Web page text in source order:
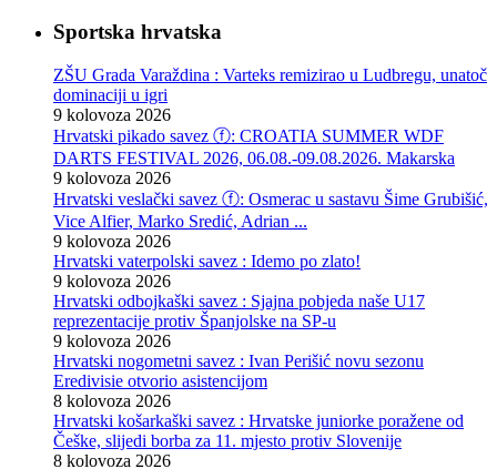
Sportska hrvatska
ZŠU Grada Varaždina : Varteks remizirao u Ludbregu, unatoč
dominaciji u igri
9 kolovoza 2026
Hrvatski pikado savez ⓕ: CROATIA SUMMER WDF
DARTS FESTIVAL 2026, 06.08.-09.08.2026. Makarska
9 kolovoza 2026
Hrvatski veslački savez ⓕ: Osmerac u sastavu Šime Grubišić,
Vice Alfier, Marko Sredić, Adrian ...
9 kolovoza 2026
Hrvatski vaterpolski savez : Idemo po zlato!
9 kolovoza 2026
Hrvatski odbojkaški savez : Sjajna pobjeda naše U17
reprezentacije protiv Španjolske na SP-u
9 kolovoza 2026
Hrvatski nogometni savez : Ivan Perišić novu sezonu
Eredivisie otvorio asistencijom
8 kolovoza 2026
Hrvatski košarkaški savez : Hrvatske juniorke poražene od
Češke, slijedi borba za 11. mjesto protiv Slovenije
8 kolovoza 2026